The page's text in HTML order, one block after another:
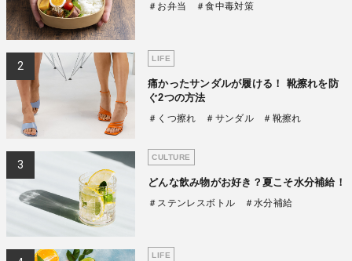
＃お弁当 ＃食中毒対策
LIFE
痛かったサンダルが履ける！ 靴擦れを防
ぐ2つの方法
＃くつ擦れ ＃サンダル ＃靴擦れ
CULTURE
どんな飲み物がお好き？夏こそ水分補給！
＃ステンレスボトル ＃水分補給
LIFE